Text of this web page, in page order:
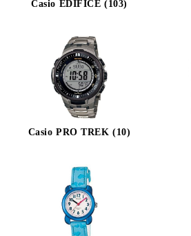
Casio EDIFICE (103)
Casio PRO TREK (10)